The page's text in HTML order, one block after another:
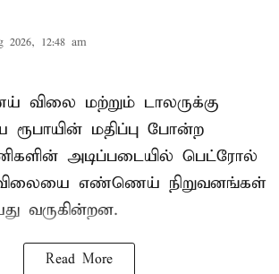
2026, 12:48 am
விலை மற்றும் டாலருக்கு
ரூபாயின் மதிப்பு போன்ற
அடிப்படையில் பெட்ரோல்
யை எண்ணெய் நிறுவனங்கள்
வருகின்றன.
Read More